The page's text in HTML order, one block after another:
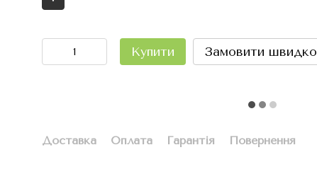
Купити Замовити швидко
Доставка Оплата Гарантія Повернення